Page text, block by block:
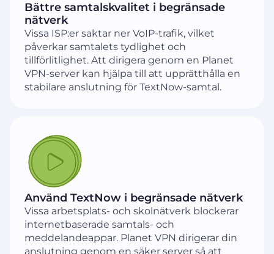
Bättre samtalskvalitet i begränsade
nätverk
Vissa ISP:er saktar ner VoIP-trafik, vilket
påverkar samtalets tydlighet och
tillförlitlighet. Att dirigera genom en Planet
VPN-server kan hjälpa till att upprätthålla en
stabilare anslutning för TextNow-samtal.
Använd TextNow i begränsade nätverk
Vissa arbetsplats- och skolnätverk blockerar
internetbaserade samtals- och
meddelandeappar. Planet VPN dirigerar din
anslutning genom en säker server så att